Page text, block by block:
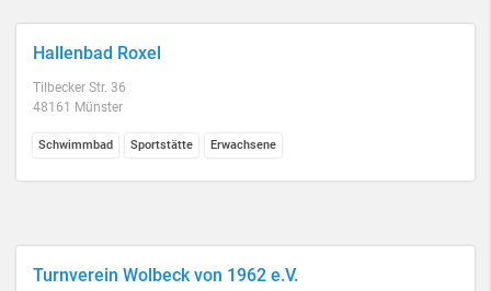
Hallenbad Roxel
Tilbecker Str. 36
48161 Münster
Schwimmbad Sportstätte Erwachsene
Turnverein Wolbeck von 1962 e.V.